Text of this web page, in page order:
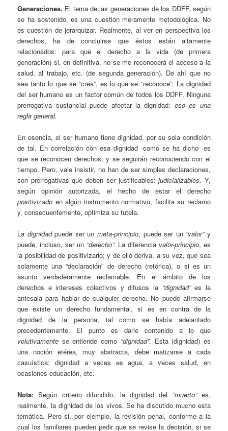
Generaciones. El tema de las generaciones de los DDFF, según
se ha sostenido, es una cuestión meramente metodológica. No
es cuestión de jerarquizar. Realmente, al ver en perspectiva los
derechos, ha de concluirse que éstos están altamente
relacionados: para qué el derecho a la vida (de primera
generación) si, en definitiva, no se me reconocerá el acceso a la
salud, al trabajo, etc. (de segunda generación). De ahí que no
sea tanto lo que se “crea”, es lo que se “reconoce”. La dignidad
del ser humano es un factor común de todos los DDFF. Ninguna
prerrogativa sustancial puede afectar la dignidad: eso es una
regla general.
En esencia, el ser humano tiene dignidad, por su sola condición
de tal. En correlación con esa dignidad -como se ha dicho- es
que se reconocen derechos, y se seguirán reconociendo con el
tiempo. Pero, vale insistir, no han de ser simples declaraciones,
son prerrogativas que deben ser justificables:judicializables. Y,
según opinión autorizada, el hecho de estar el derecho
positivizado en algún instrumento normativo, facilita su reclamo
y, consecuentemente, optimiza su tutela.
La dignidadpuede ser unmeta-principio, puede ser un “valor”y
puede, incluso, ser un “derecho”. La diferencia valor-principio, es
la posibilidad de positivizarlo; y de ello deriva, a su vez, que sea
solamente una “declaración” de derecho (retórica), o si es un
asunto verdaderamente reclamable. En el ámbito de los
derechos e intereses colectivos y difusos la “dignidad”es la
antesala para hablar de cualquier derecho. No puede afirmarse
que existe un derecho fundamental, si es en contra de la
dignidad de la persona, tal como se había adelantado
precedentemente. El punto es darle contenido a lo que
volutivamente se entiende como “dignidad”. Esta (dignidad) es
una noción etérea, muy abstracta, debe matizarse a cada
casuística: dignidad a veces es agua, a veces salud, en
ocasiones educación, etc.
Nota: Según criterio difundido, la dignidad del “muerto” es,
realmente, la dignidad de los vivos. Se ha discutido mucho esta
temática. Pero si, por ejemplo, la revisión penal, conforme a la
cual los familiares pueden pedir que se revise la decisión, si se